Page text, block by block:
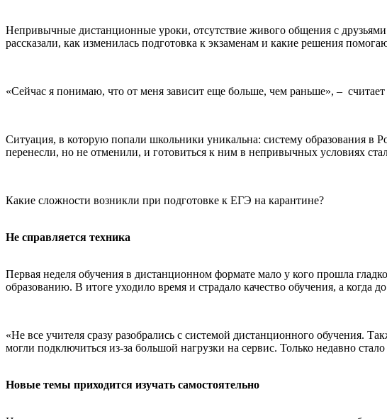
Непривычные дистанционные уроки, отсутствие живого общения с
рассказали, как изменилась подготовка к экзаменам и какие решения
«Сейчас я понимаю, что от меня зависит еще больше, чем раньше», –
Ситуация, в которую попали школьники уникальна: систему образования в
перенесли, но не отменили, и готовиться к ним в непривычных условиях
Какие сложности возникли при подготовке к ЕГЭ на карантине?
Не справляется техника
Первая неделя обучения в дистанционном формате мало у кого прошла
образованию. В итоге уходило время и страдало качество обучения, а когда
«Не все учителя сразу разобрались с системой дистанционного обучения.
могли подключиться из-за большой нагрузки на сервис. Только недавно
Новые темы приходится изучать самостоятельно